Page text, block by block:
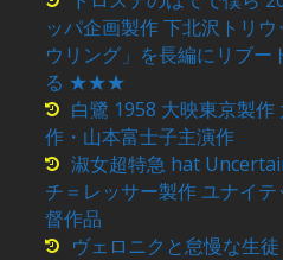
ッパ企画製作 下北沢トリ
ウリング」を長編にリブー
る ★★★
白鷺 1958 大映東京製作
作・山本富士子主演作
淑女超特急 hat
チ＝レッサー製作 ユナイ
督作品
ヴェロニクと怠慢な生